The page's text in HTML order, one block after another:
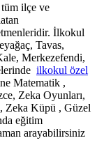
ilçe ve
İlkokul
Tavas,
Merkezefendi,
ilkokul özel
Matematik ,
Zeka Oyunları,
Zeka Küpü , Güzel
eğitim
arayabilirsiniz